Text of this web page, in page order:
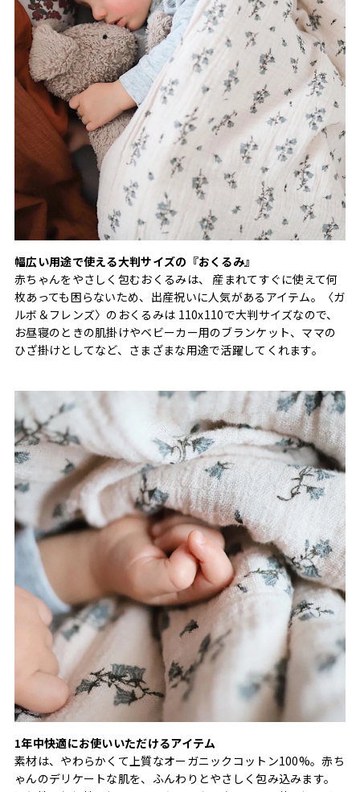
幅広い用途で使える大判サイズの『おくるみ』
赤ちゃんをやさしく包むおくるみは、 産まれてすぐに使えて何
枚あっても困らないため、出産祝いに人気があるアイテム。〈ガ
ルボ＆フレンズ〉のおくるみは 110x110で大判サイズなので、
お昼寝のときの肌掛けやベビーカー用のブランケット、ママの
ひざ掛けとしてなど、さまざまな用途で活躍してくれます。
1年中快適にお使いいただけるアイテム
素材は、やわらかくて上質なオーガニックコットン100%。赤ち
ゃんのデリケートな肌を、ふんわりとやさしく包み込みます。